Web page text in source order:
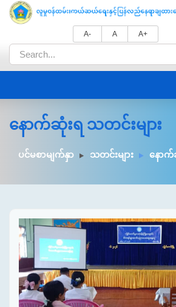
A- A A+
နောက်ဆုံးရ သတင်းများ
ပင်မစာမျက်နှာ သတင်းများ နောက်